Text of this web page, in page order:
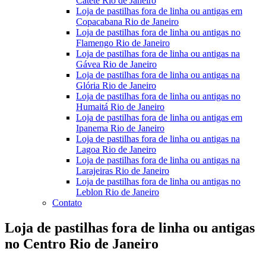
Loja de pastilhas fora de linha ou antigas em
Copacabana Rio de Janeiro
Loja de pastilhas fora de linha ou antigas no
Flamengo Rio de Janeiro
Loja de pastilhas fora de linha ou antigas na
Gávea Rio de Janeiro
Loja de pastilhas fora de linha ou antigas na
Glória Rio de Janeiro
Loja de pastilhas fora de linha ou antigas no
Humaitá Rio de Janeiro
Loja de pastilhas fora de linha ou antigas em
Ipanema Rio de Janeiro
Loja de pastilhas fora de linha ou antigas na
Lagoa Rio de Janeiro
Loja de pastilhas fora de linha ou antigas na
Larajeiras Rio de Janeiro
Loja de pastilhas fora de linha ou antigas no
Leblon Rio de Janeiro
Contato
Loja de pastilhas fora de linha ou antigas
no Centro Rio de Janeiro